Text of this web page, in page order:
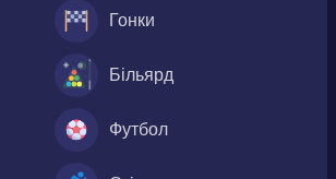
Гонки
Більярд
Футбол